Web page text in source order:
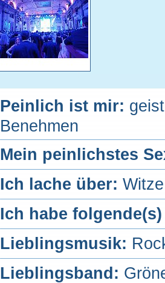
Peinlich ist mir:
Benehmen
Mein peinlichstes
Ich lache über: Witze
Ich habe
Lieblingsmusik:
Lieblingsband: